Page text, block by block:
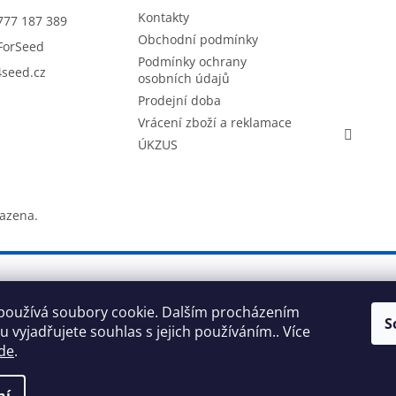
soubory cookie. Dalším procházením
vyjadřujete souhlas s jejich používáním.. Více
.
187 389
Kontakty
Obchodní podmínky
Podmínky ochrany
osobních údajů
Prodejní doba
Vrácení zboží a reklamace
ÚKZUS